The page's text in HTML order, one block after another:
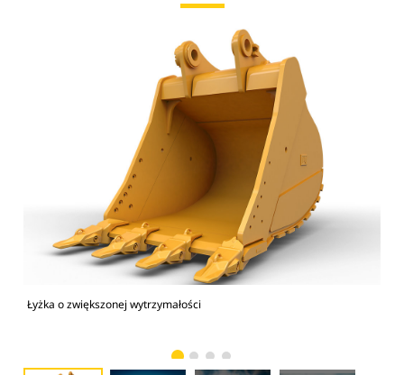
Łyżka o zwiększonej wytrzymałości